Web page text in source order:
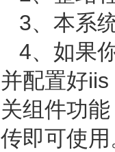
3、本系
4、如果
并配置好
关组件功
传即可使用